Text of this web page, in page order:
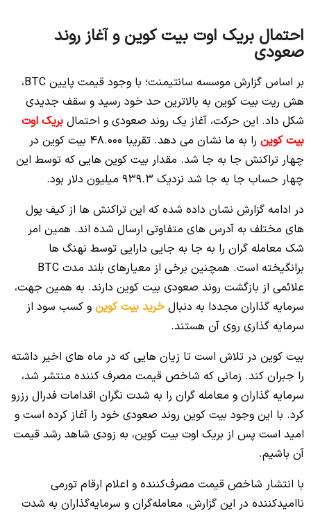
احتمال بریک اوت بیت کوین و آغاز روند
صعودی
بر اساس گزارش موسسه سانتیمنت؛ با وجود قیمت پایین BTC،
هش ریت بیت کوین به بالاترین حد خود رسید و سقف جدیدی
شکل داد. این حرکت، آغاز یک روند صعودی و احتمال بریک اوت
بیت کوین
را به ما نشان می دهد. تقریبا 48.000 بیت کوین در
چهار تراکنش جا به جا شد. مقدار بیت کوین هایی که توسط این
چهار حساب جا به جا شد نزدیک 939.3 میلیون دلار بود.
در ادامه گزارش نشان داده شده که این تراکنش ها از کیف پول
های مختلف به آدرس های متفاوتی ارسال شده اند. همین امر
شک معامله گران را به جا به جایی دارایی توسط نهنگ ها
برانگیخته است. همچنین برخی از معیارهای بلند مدت BTC
علائمی از بازگشت روند صعودی بیت کوین دارند. به همین جهت،
سرمایه گذاران مجددا به دنبال خرید بیت کوین و کسب سود از
سرمایه گذاری روی آن هستند.
بیت کوین در تلاش است تا زیان هایی که در ماه های اخیر داشته
را جبران کند. زمانی که شاخص قیمت مصرف کننده منتشر شد،
سرمایه گذاران و معامله گران را به شدت نگران اقدامات فدرال رزرو
کرد. با این وجود بیت کوین روند صعودی خود را آغاز کرده است و
امید است پس از بریک اوت بیت کوین، به زودی شاهد رشد قیمت
آن باشیم.
با انتشار شاخص قیمت مصرف‌کننده و اعلام ارقام تورمی
ناامیدکننده در این گزارش، معامله‌گران و سرمایه‌گذاران به شدت